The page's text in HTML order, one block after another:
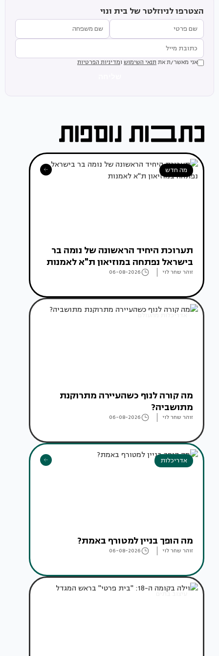
הצטרפו לניוזלטר של בית ונוי
אני מאשר/ת את תנאי השימוש ומדיניות הפרטיות
מה חדש
תערוכת היחיד הראשונה של נומה בר
בישראל נפתחה במוזיאון ת"א לאמנות
זוהר שחר לוי 06-08-2026
אדריכלות מהעולם
מה קורה לנוף כשהעיירה מתרוקנת
מתושביה?
זוהר שחר לוי 06-08-2026
אדריכלות
מה הופך בניין למטורף באמת?
זוהר שחר לוי 06-08-2026
עיצוב בתים